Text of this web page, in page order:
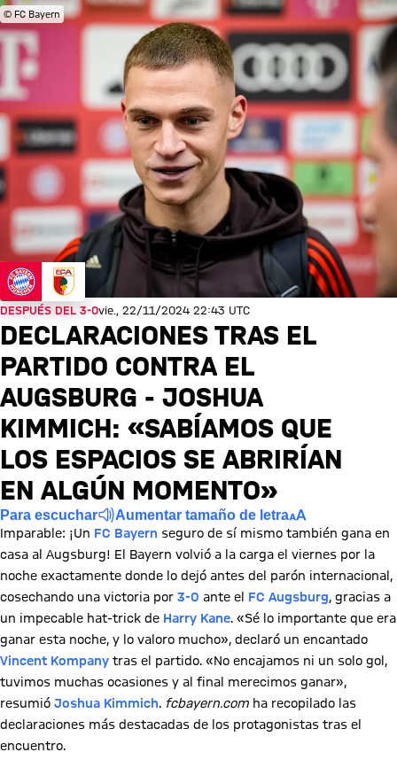
© FC Bayern
DESPUÉS DEL 3-0vie., 22/11/2024 22:43 UTC
DECLARACIONES TRAS EL
PARTIDO CONTRA EL
AUGSBURG - JOSHUA
KIMMICH: «SABÍAMOS QUE
LOS ESPACIOS SE ABRIRÍAN
EN ALGÚN MOMENTO»
Para escuchar Aumentar tamaño de letra
Imparable: ¡Un FC Bayern seguro de sí mismo también gana en
casa al Augsburg! El Bayern volvió a la carga el viernes por la
noche exactamente donde lo dejó antes del parón internacional,
cosechando una victoria por 3-0 ante el FC Augsburg, gracias a
un impecable hat-trick de Harry Kane. «Sé lo importante que era
ganar esta noche, y lo valoro mucho», declaró un encantado
Vincent Kompany tras el partido. «No encajamos ni un solo gol,
tuvimos muchas ocasiones y al final merecimos ganar»,
resumió Joshua Kimmich. fcbayern.com ha recopilado las
declaraciones más destacadas de los protagonistas tras el
encuentro.